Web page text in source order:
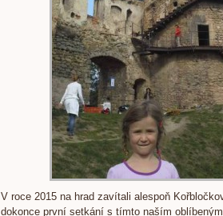
V roce 2015 na hrad zavítali alespoň
dokonce první setkání s tímto naším